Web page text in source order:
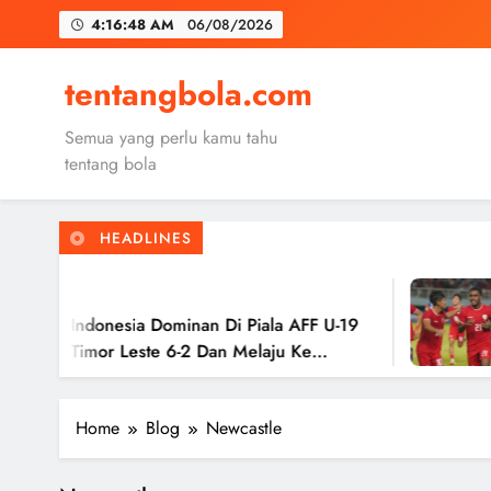
4:16:49 AM 06/08/2026
Malang
Malang
tentangbola.com
Semua yang perlu kamu tahu
tentang bola
HEADLINES
Dominan Di Piala AFF U-19
Leste 6-2 Dan Melaju Ke
2
Ke
Home Blog Newcastle